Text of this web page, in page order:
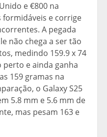
e €800 na
e corrige
A pegada
não chega a ser tão
medindo 159.9 x 74
perto e ainda ganha
159 gramas na
o Galaxy S25
5.8 mm e 5.6 mm de
mas pesam 163 e